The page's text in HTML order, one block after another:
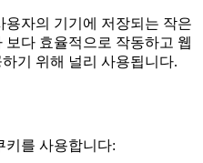
자의 기기에 저장되는 작은
다 효율적으로 작동하고 웹
기 위해 널리 사용됩니다.
키를 사용합니다: